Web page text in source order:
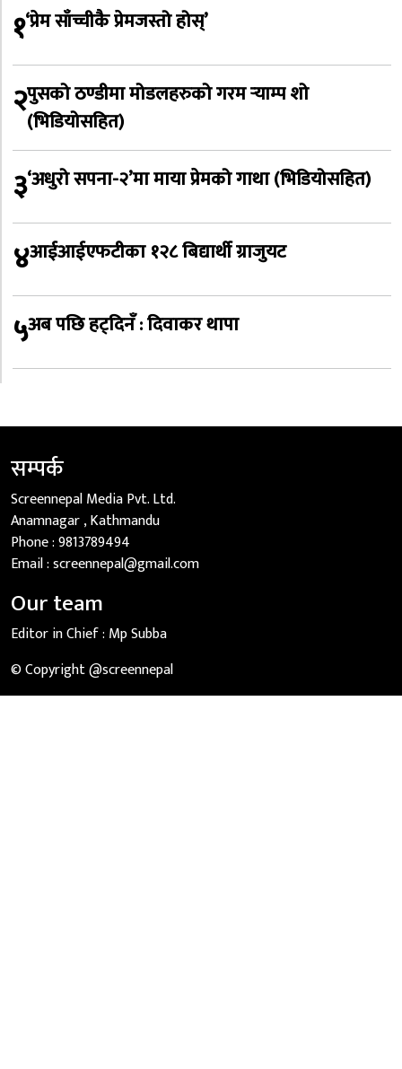
१‘प्रेम साँच्चीकै प्रेमजस्तो होस्’
२पुसको ठण्डीमा मोडलहरुको गरम र्‍याम्प शो
(भिडियोसहित)
३‘अधुरो सपना-२’मा माया प्रेमको गाथा (भिडियोसहित)
४आईआईएफटीका १२८ बिद्यार्थी ग्राजुयट
५अब पछि हट्दिनँ : दिवाकर थापा
सम्पर्क
Screennepal Media Pvt. Ltd.
Anamnagar , Kathmandu
Phone :9813789494
Email :screennepal@gmail.com
Our team
Editor in Chief : Mp Subba
© Copyright @screennepal